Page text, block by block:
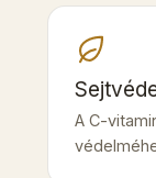
A C-